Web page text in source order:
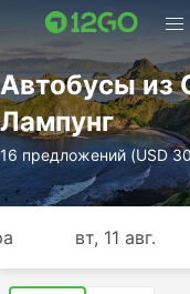
Автобусы из
Лампунг
16 предложений (USD
вт, 11 авг.